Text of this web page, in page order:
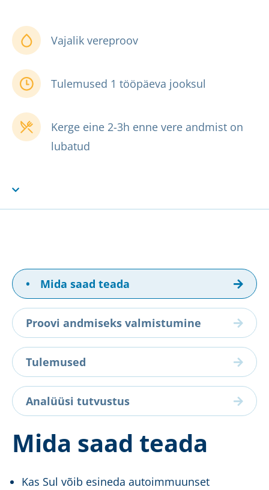
Vajalik vereproov
Tulemused 1 tööpäeva jooksul
Kerge eine 2-3h enne vere andmist on
lubatud
• Mida saad teada
Proovi andmiseks valmistumine
Tulemused
Analüüsi tutvustus
Mida saad teada
Kas Sul võib esineda autoimmuunset